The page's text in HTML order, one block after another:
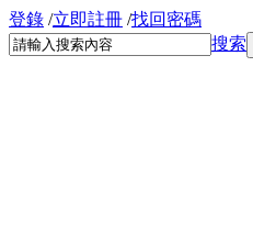
登錄 /立即註冊 /找回密碼
搜索